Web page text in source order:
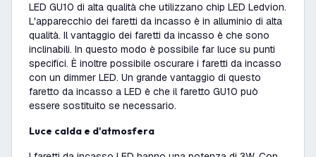
LED GU10 di alta qualità che utilizzano chip LED Ledvion.
L'apparecchio dei faretti da incasso è in alluminio di alta
qualità. Il vantaggio dei faretti da incasso è che sono
inclinabili. In questo modo è possibile far luce su punti
specifici. È inoltre possibile oscurare i faretti da incasso
con un dimmer LED. Un grande vantaggio di questo
faretto da incasso a LED è che il faretto GU10 può
essere sostituito se necessario.
Luce calda e d'atmosfera